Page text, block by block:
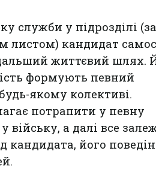
служби у підрозділі (за
листом) кандидат
життєвий шлях.
формують певний
якому колективі.
потрапити у певну
війську, а далі все
кандидата, його